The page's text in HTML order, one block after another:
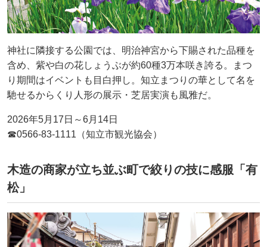
神社に隣接する公園では、明治神宮から下賜された品種を
含め、紫や白の花しょうぶが約60種3万本咲き誇る。まつ
り期間はイベントも目白押し。知立まつりの華として名を
馳せるからくり人形の展示・芝居実演も風雅だ。
2026年5月17日～6月14日
☎0566-83-1111（知立市観光協会）
木造の商家が立ち並ぶ町で絞りの技に感服「有
松」